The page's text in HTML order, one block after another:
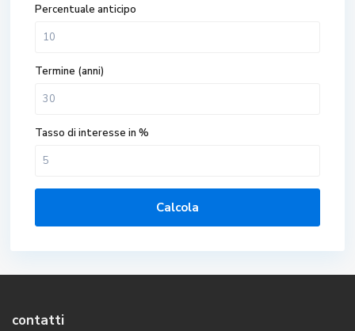
Percentuale anticipo
Termine (anni)
Tasso di interesse in %
Calcola
contatti